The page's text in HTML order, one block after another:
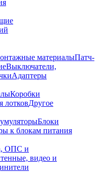
материалыПатч-
Выключатели,
Адаптеры
Коробки
лотковДругое
Блоки
к блокам питания
ОПС и
видео и